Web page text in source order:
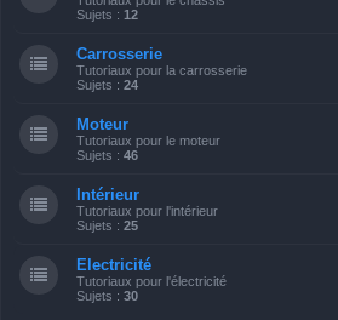
Sujets : 12
Carrosserie
Tutoriaux pour la carrosserie
Sujets : 24
Moteur
Tutoriaux pour le moteur
Sujets : 46
Intérieur
Tutoriaux pour l'intérieur
Sujets : 25
Electricité
Tutoriaux pour l'électricité
Sujets : 30